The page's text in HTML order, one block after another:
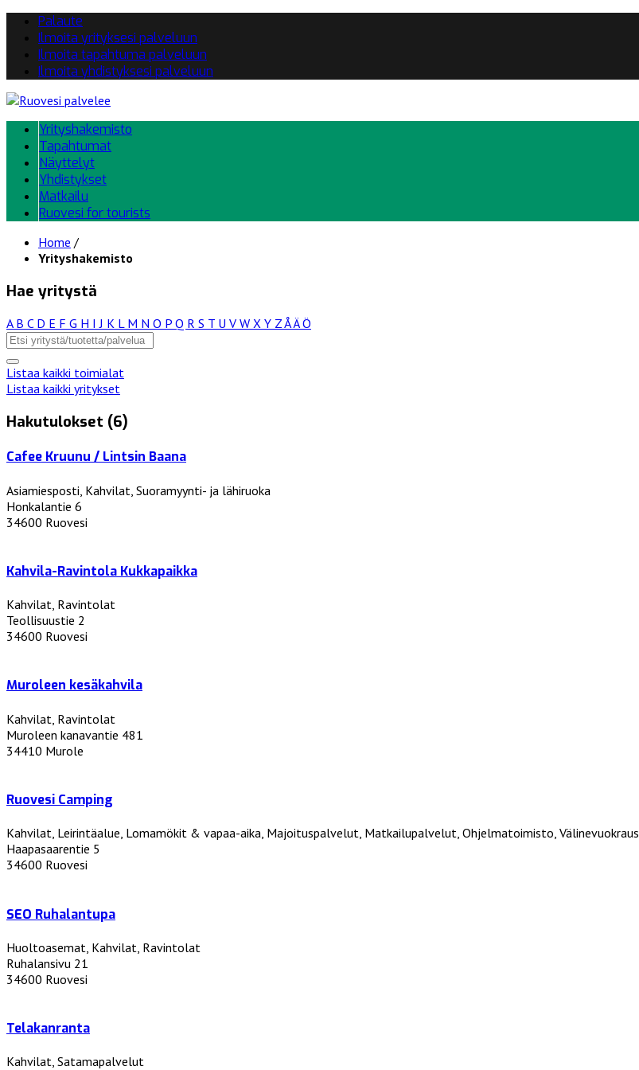
Palaute
Ilmoita yrityksesi palveluun
Ilmoita tapahtuma palveluun
Ilmoita yhdistyksesi palveluun
Yrityshakemisto
Tapahtumat
Näyttelyt
Yhdistykset
Matkailu
Ruovesi for tourists
Home /
Yrityshakemisto
Hae yritystä
A B C D E F G H IJ K L M N O P Q R S T U V W X Y ZÅÄÖ
Listaa kaikki toimialat
Listaa kaikki yritykset
Hakutulokset (6)
Cafee Kruunu / Lintsin Baana
Asiamiesposti, Kahvilat, Suoramyynti- ja lähiruoka
Honkalantie 6
34600 Ruovesi
Kahvila-Ravintola Kukkapaikka
Kahvilat, Ravintolat
Teollisuustie 2
34600 Ruovesi
Muroleen kesäkahvila
Kahvilat, Ravintolat
Muroleen kanavantie 481
34410 Murole
Ruovesi Camping
Kahvilat, Leirintäalue, Lomamökit & vapaa-aika, Majoituspalvelut, Matkailupalvelut, Ohjelmatoimisto, Välinevuokraus
Haapasaarentie 5
34600 Ruovesi
SEO Ruhalantupa
Huoltoasemat, Kahvilat, Ravintolat
Ruhalansivu 21
34600 Ruovesi
Telakanranta
Kahvilat, Satamapalvelut